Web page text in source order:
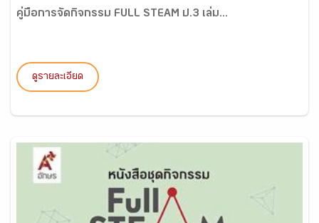
คู่มือการจัดกิจกรรม FULL STEAM ป.3 เล่ม...
ดูรายละเอียด